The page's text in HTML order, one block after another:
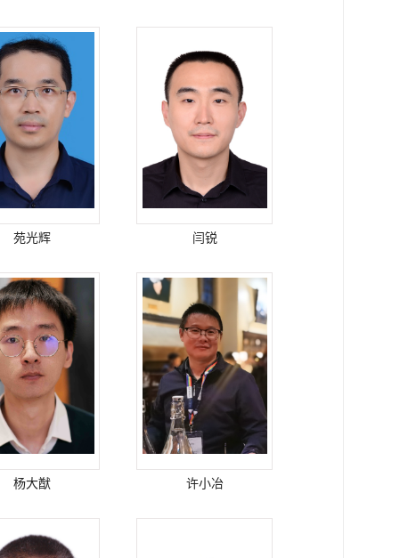
苑光辉 闫锐
杨大猷 许小冶